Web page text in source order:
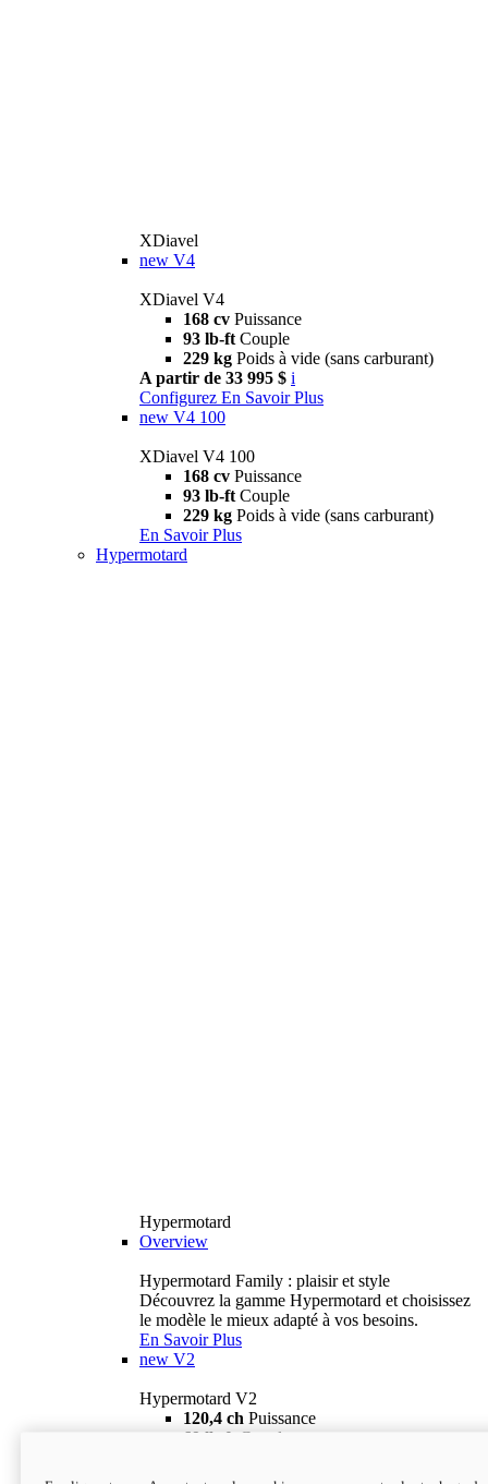
XDiavel
new V4
XDiavel V4
168 cv Puissance
93 lb-ft Couple
229 kg Poids à vide (sans carburant)
A partir de 33 995 $ i
Configurez En Savoir Plus
new V4 100
XDiavel V4 100
168 cv Puissance
93 lb-ft Couple
229 kg Poids à vide (sans carburant)
En Savoir Plus
Hypermotard
Hypermotard
Overview
Hypermotard Family : plaisir et style
Découvrez la gamme Hypermotard et choisissez
le modèle le mieux adapté à vos besoins.
En Savoir Plus
new V2
Hypermotard V2
120,4 ch Puissance
69 lb-ft
Couple
18 895 $